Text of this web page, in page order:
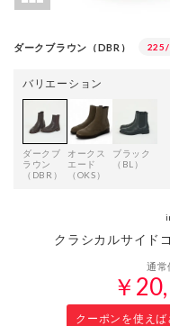
ダークブラウン（DBR） 225/
バリエーション
ダークブ
ラウン
（DBR）
オークス
エード
（OKS）
ブラック
（BL）
クラシカルサイド
通
￥
クーポンを使えば